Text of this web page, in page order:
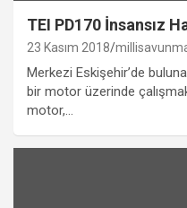
TEI PD170 İnsansız
23 Kasım 2018
Merkezi Eskişehir’de
bir motor üzerinde
motor,…